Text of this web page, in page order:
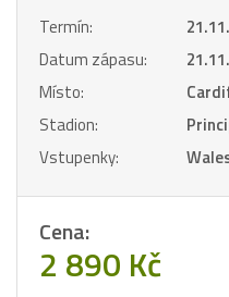
Termín:
Datum zápasu:
Místo:
Stadion:
Vstupenky:
Cena:
2 890 Kč